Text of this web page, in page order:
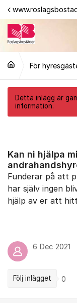
Hoppa till innehåll
För
Detta inlägg är
information.
Kan ni hjälpa
Funderar på att
har själv ingen
hjälp av er att
6 Dec 2021
Följ inlägget 0